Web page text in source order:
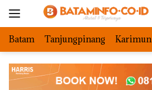
Batam Tanjungpinang Karimun